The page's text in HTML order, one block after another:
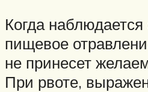
Когда
пищевое
не принесет
При рвоте,